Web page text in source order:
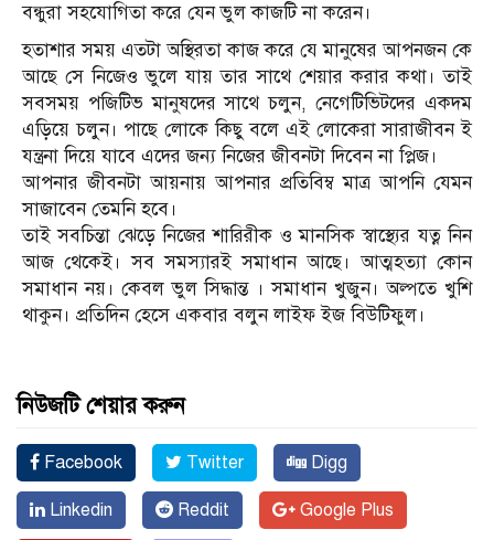
বন্ধুরা সহযোগিতা করে যেন ভুল কাজটি না করেন।
হতাশার সময় এতটা অস্থিরতা কাজ করে যে মানুষের আপনজন কে
আছে সে নিজেও ভুলে যায় তার সাথে শেয়ার করার কথা। তাই
সবসময় পজিটিভ মানুষদের সাথে চলুন, নেগেটিভিটদের একদম
এড়িয়ে চলুন। পাছে লোকে কিছু বলে এই লোকেরা সারাজীবন ই
যন্ত্রনা দিয়ে যাবে এদের জন্য নিজের জীবনটা দিবেন না প্লিজ।
আপনার জীবনটা আয়নায় আপনার প্রতিবিম্ব মাত্র আপনি যেমন
সাজাবেন তেমনি হবে।
তাই সবচিন্তা ঝেড়ে নিজের শারিরীক ও মানসিক স্বাস্থ্যের যত্ন নিন
আজ থেকেই। সব সমস্যারই সমাধান আছে। আত্মহত্যা কোন
সমাধান নয়। কেবল ভুল সিদ্ধান্ত । সমাধান খুজুন। অল্পতে খুশি
থাকুন। প্রতিদিন হেসে একবার বলুন লাইফ ইজ বিউটিফুল।
নিউজটি শেয়ার করুন
Facebook Twitter Digg
Linkedin Reddit Google Plus